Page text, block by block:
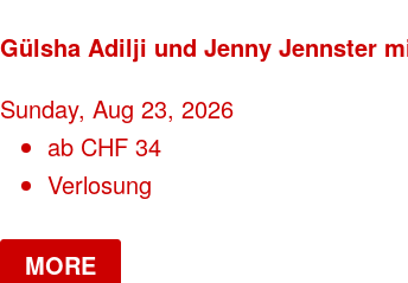
Gülsha Adilji und Jenny Jennster
Sunday, Aug 23, 2026
ab CHF 34
Verlosung
MORE